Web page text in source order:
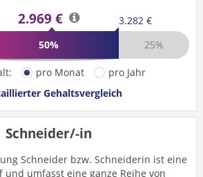
2.969 €
3.282 €
50% 25%
pro Monat
pro Jahr
Gehaltsvergleich
Schneider/-in
Schneider bzw. Schneiderin ist eine
umfasst eine ganze Reihe von